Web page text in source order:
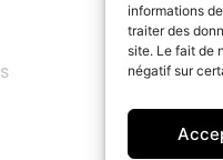
informations
traiter des
site. Le fait de
négatif sur